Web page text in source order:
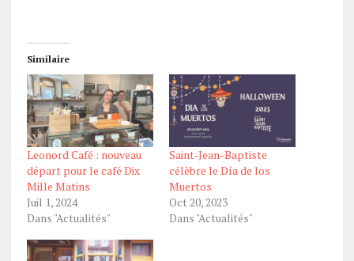
Similaire
Leonord Café : nouveau
départ pour le café Dix
Mille Matins
Juil 1, 2024
Dans "Actualités"
Saint-Jean-Baptiste
célèbre le Día de los
Muertos
Oct 20, 2023
Dans "Actualités"